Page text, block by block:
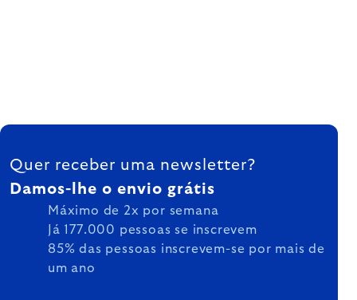
FOOTER
Quer receber uma newsletter?
Damos-lhe o envio grátis
Máximo de 2x por semana
Já 177.000 pessoas se inscrevem
85% das pessoas inscrevem-se por mais de
um ano